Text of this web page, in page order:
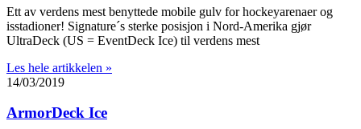
Ett av verdens mest benyttede mobile gulv for hockeyarenaer og
isstadioner! Signature´s sterke posisjon i Nord-Amerika gjør
UltraDeck (US = EventDeck Ice) til verdens mest
Les hele artikkelen »
14/03/2019
ArmorDeck Ice